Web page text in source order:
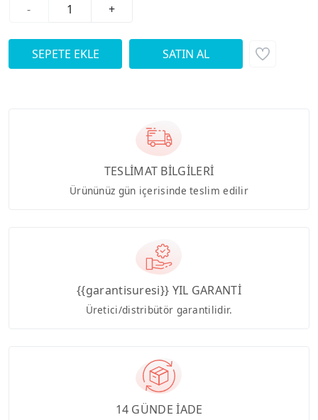
-
+
TESLİMAT BİLGİLERİ
Ürününüz gün içerisinde teslim edilir
{{garantisuresi}} YIL GARANTİ
Üretici/distribütör garantilidir.
14 GÜNDE İADE